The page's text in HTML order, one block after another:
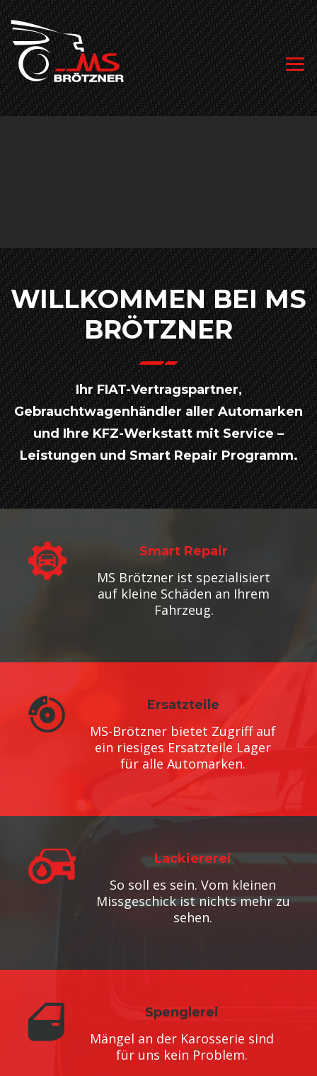
WILLKOMMEN BEI MS
BRÖTZNER
Ihr FIAT-Vertragspartner,
Gebrauchtwagenhändler aller Automarken
und Ihre KFZ-Werkstatt mit Service –
Leistungen und Smart Repair Programm.
Smart Repair
MS Brötzner ist spezialisiert
auf kleine Schäden an Ihrem
Fahrzeug.
Ersatzteile
MS-Brötzner bietet Zugriff auf
ein riesiges Ersatzteile Lager
für alle Automarken.
Lackiererei
So soll es sein. Vom kleinen
Missgeschick ist nichts mehr zu
sehen.
Spenglerei
Mängel an der Karosserie sind
für uns kein Problem.